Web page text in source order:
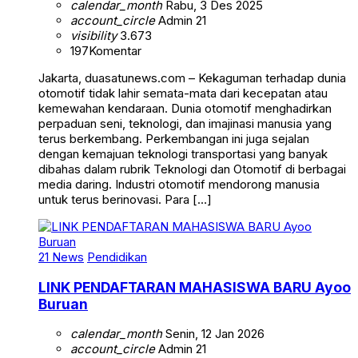
calendar_monthRabu, 3 Des 2025
account_circleAdmin 21
visibility3.673
197Komentar
Jakarta, duasatunews.com – Kekaguman terhadap dunia
otomotif tidak lahir semata-mata dari kecepatan atau
kemewahan kendaraan. Dunia otomotif menghadirkan
perpaduan seni, teknologi, dan imajinasi manusia yang
terus berkembang. Perkembangan ini juga sejalan
dengan kemajuan teknologi transportasi yang banyak
dibahas dalam rubrik Teknologi dan Otomotif di berbagai
media daring. Industri otomotif mendorong manusia
untuk terus berinovasi. Para […]
21 News Pendidikan
LINK PENDAFTARAN MAHASISWA BARU Ayoo
Buruan
calendar_monthSenin, 12 Jan 2026
account_circleAdmin 21